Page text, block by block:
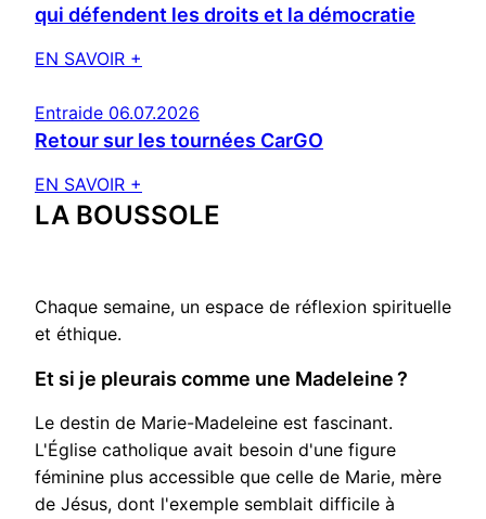
qui défendent les droits et la démocratie
EN SAVOIR +
Entraide 06.07.2026
Retour sur les tournées CarGO
EN SAVOIR +
LA BOUSSOLE
Chaque semaine, un espace de réflexion spirituelle
et éthique.
Et si je pleurais comme une Madeleine ?
Le destin de Marie-Madeleine est fascinant.
L'Église catholique avait besoin d'une figure
féminine plus accessible que celle de Marie, mère
de Jésus, dont l'exemple semblait difficile à